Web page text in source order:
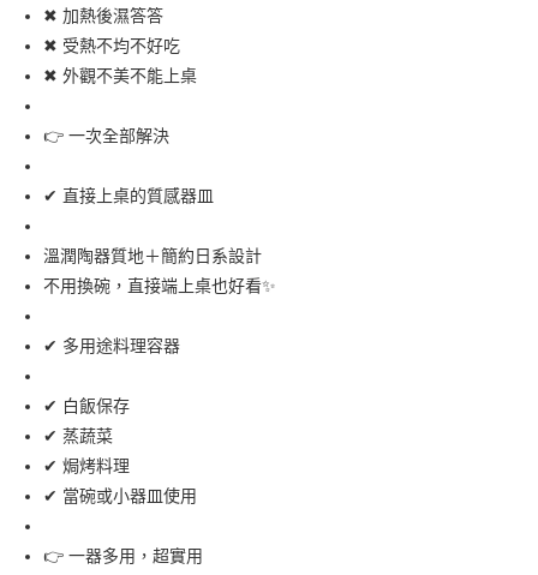
✖ 加熱後濕答答
✖ 受熱不均不好吃
✖ 外觀不美不能上桌
👉 一次全部解決
✔ 直接上桌的質感器皿
溫潤陶器質地＋簡約日系設計
不用換碗，直接端上桌也好看✨
✔ 多用途料理容器
✔ 白飯保存
✔ 蒸蔬菜
✔ 焗烤料理
✔ 當碗或小器皿使用
👉 一器多用，超實用